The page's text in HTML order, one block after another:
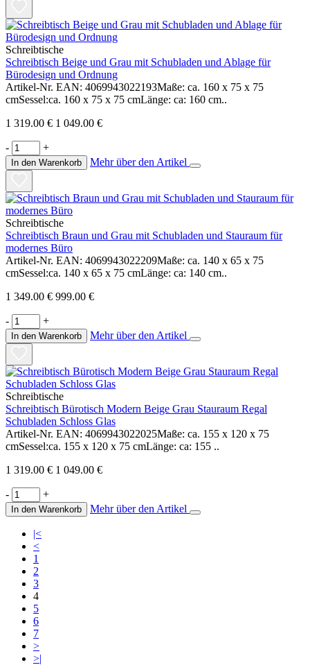
Schreibtische
Schreibtisch Beige und Grau mit Schubladen und Ablage für
Bürodesign und Ordnung
Artikel-Nr. EAN: 4069943022193Maße: ca. 160 x 75 x 75
cmSessel:ca. 160 x 75 x 75 cmLänge: ca: 160 cm..
1 319.00 € 1 049.00 €
- +
In den Warenkorb Mehr über den Artikel
Schreibtische
Schreibtisch Braun und Grau mit Schubladen und Stauraum für
modernes Büro
Artikel-Nr. EAN: 4069943022209Maße: ca. 140 x 65 x 75
cmSessel:ca. 140 x 65 x 75 cmLänge: ca: 140 cm..
1 349.00 € 999.00 €
- +
In den Warenkorb Mehr über den Artikel
Schreibtische
Schreibtisch Bürotisch Modern Beige Grau Stauraum Regal
Schubladen Schloss Glas
Artikel-Nr. EAN: 4069943022025Maße: ca. 155 x 120 x 75
cmSessel:ca. 155 x 120 x 75 cmLänge: ca: 155 ..
1 319.00 € 1 049.00 €
- +
In den Warenkorb Mehr über den Artikel
|<
<
1
2
3
4
5
6
7
>
>|